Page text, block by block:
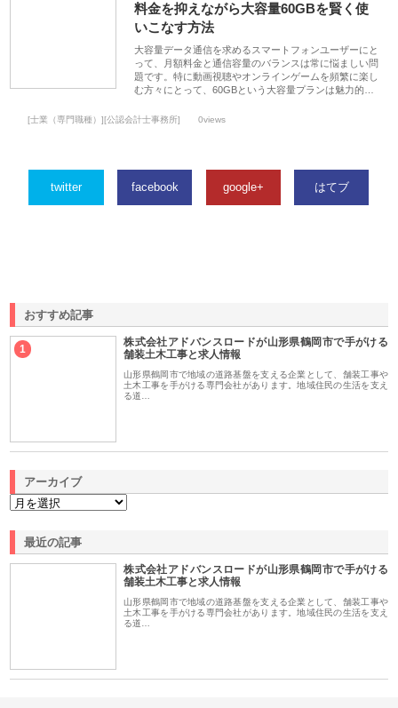
料金を抑えながら大容量60GBを賢く使
いこなす方法
大容量データ通信を求めるスマートフォンユーザーにと
って、月額料金と通信容量のバランスは常に悩ましい問
題です。特に動画視聴やオンラインゲームを頻繁に楽し
む方々にとって、60GBという大容量プランは魅力的…
[士業（専門職種）][公認会計士事務所] 0views
twitter facebook google+ はてブ
おすすめ記事
1
株式会社アドバンスロードが山形県鶴岡市で手がける
舗装土木工事と求人情報
山形県鶴岡市で地域の道路基盤を支える企業として、舗装工事や
土木工事を手がける専門会社があります。地域住民の生活を支え
る道…
アーカイブ
最近の記事
株式会社アドバンスロードが山形県鶴岡市で手がける
舗装土木工事と求人情報
山形県鶴岡市で地域の道路基盤を支える企業として、舗装工事や
土木工事を手がける専門会社があります。地域住民の生活を支え
る道…